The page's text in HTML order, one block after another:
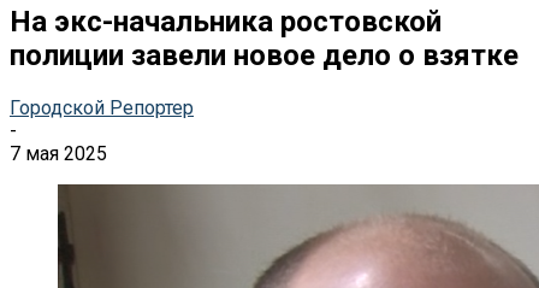
На экс-начальника ростовской
полиции завели новое дело о взятке
Городской Репортер
-
7 мая 2025